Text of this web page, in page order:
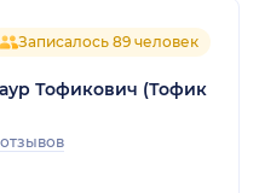
Записалось 89 человек
Тофикович (Тофик